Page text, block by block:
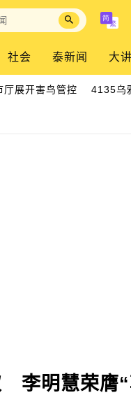
社会 泰新闻 大
展开害鸟管控 4135乌鸦
李明慧荣膺“